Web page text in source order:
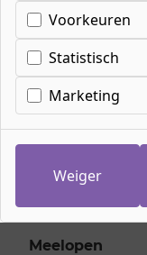
maandag 3
Je kan je niet
kijk hieronder
Meelopen
Voorkeuren
Statistisch
Marketing
Weiger